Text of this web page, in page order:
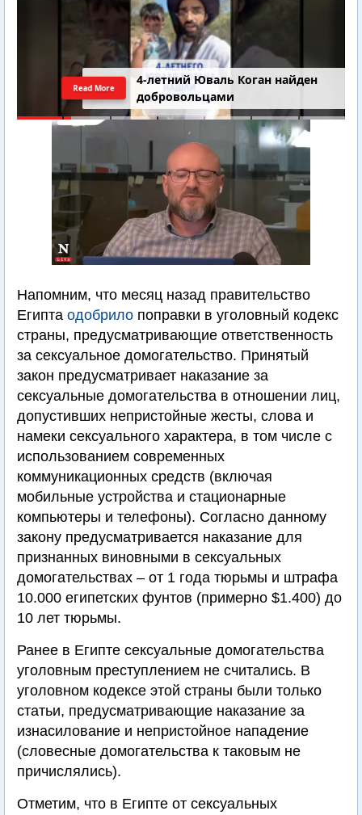
4-летний Юваль Коган найден
добровольцами
Read More
Напомним, что месяц назад правительство
Египта одобрило поправки в уголовный кодекс
страны, предусматривающие ответственность
за сексуальное домогательство. Принятый
закон предусматривает наказание за
сексуальные домогательства в отношении лиц,
допустивших непристойные жесты, слова и
намеки сексуального характера, в том числе с
использованием современных
коммуникационных средств (включая
мобильные устройства и стационарные
компьютеры и телефоны). Согласно данному
закону предусматривается наказание для
признанных виновными в сексуальных
домогательствах – от 1 года тюрьмы и штрафа
10.000 египетских фунтов (примерно $1.400) до
10 лет тюрьмы.
Ранее в Египте сексуальные домогательства
уголовным преступлением не считались. В
уголовном кодексе этой страны были только
статьи, предусматривающие наказание за
изнасилование и непристойное нападение
(словесные домогательства к таковым не
причислялись).
Отметим, что в Египте от сексуальных